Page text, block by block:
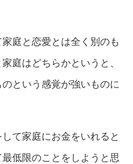
庭と恋愛とは全く別のも
庭はどちらかというと、
という感覚が強いものに
て家庭にお金をいれると
低限のことをしようと思